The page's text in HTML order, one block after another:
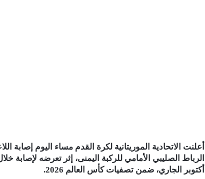
أعلنت الاتحادية الموريتانية لكرة القدم مساء اليوم
أكتوبر الجاري، ضمن تصفيات كأس العالم 2026.